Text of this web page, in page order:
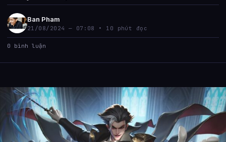
Ban Pham
21/08/2024 — 07:08 • 10 phút đọc
0 bình luận